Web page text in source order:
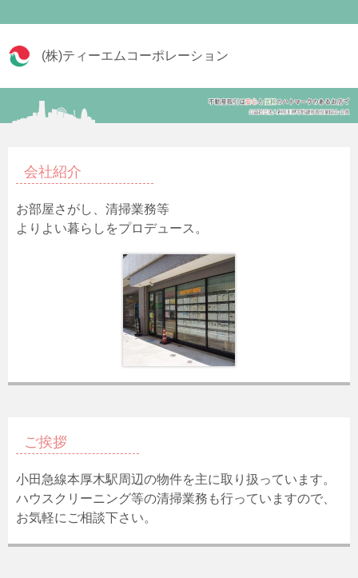
(株)ティーエムコーポレーション
会社紹介
お部屋さがし、清掃業務等
よりよい暮らしをプロデュース。
ご挨拶
小田急線本厚木駅周辺の物件を主に取り扱っています。
ハウスクリーニング等の清掃業務も行っていますので、
お気軽にご相談下さい。